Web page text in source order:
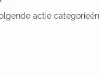
actie